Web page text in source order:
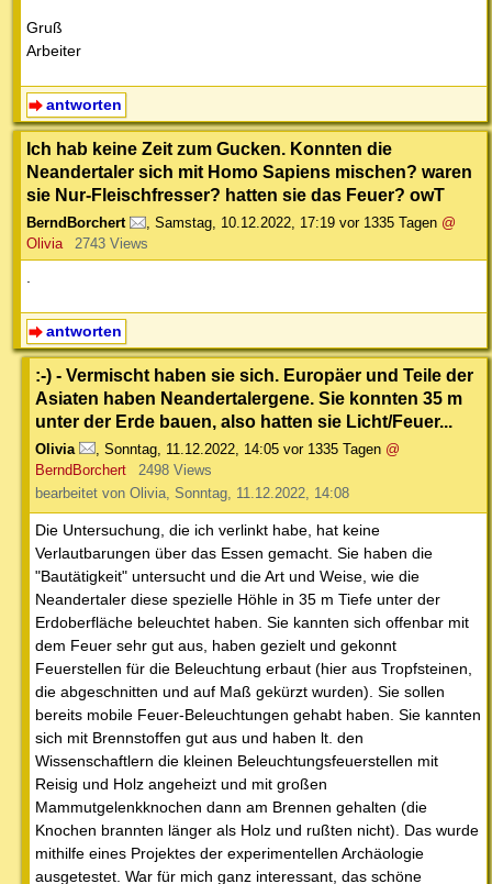
Gruß
Arbeiter
antworten
Ich hab keine Zeit zum Gucken. Konnten die
Neandertaler sich mit Homo Sapiens mischen? waren
sie Nur-Fleischfresser? hatten sie das Feuer? owT
BerndBorchert , Samstag, 10.12.2022, 17:19 vor 1335 Tagen @
Olivia
2743 Views
antworten
:-) - Vermischt haben sie sich. Europäer und Teile der
Asiaten haben Neandertalergene. Sie konnten 35 m
unter der Erde bauen, also hatten sie Licht/Feuer...
Olivia Sonntag, 11.12.2022, 14:05 vor 1335 Tagen @
BerndBorchert
2498 Views
bearbeitet von Olivia, Sonntag, 11.12.2022, 14:08
Die Untersuchung, die ich verlinkt habe, hat keine
Verlautbarungen über das Essen gemacht. Sie haben die
"Bautätigkeit" untersucht und die Art und Weise, wie die
Neandertaler diese spezielle Höhle in 35 m Tiefe unter der
Erdoberfläche beleuchtet haben. Sie kannten sich offenbar mit
dem Feuer sehr gut aus, haben gezielt und gekonnt
Feuerstellen für die Beleuchtung erbaut (hier aus Tropfsteinen,
die abgeschnitten und auf Maß gekürzt wurden). Sie sollen
bereits mobile Feuer-Beleuchtungen gehabt haben. Sie kannten
sich mit Brennstoffen gut aus und haben lt. den
Wissenschaftlern die kleinen Beleuchtungsfeuerstellen mit
Reisig und Holz angeheizt und mit großen
Mammutgelenkknochen dann am Brennen gehalten (die
Knochen brannten länger als Holz und rußten nicht). Das wurde
mithilfe eines Projektes der experimentellen Archäologie
ausgetestet. War für mich ganz interessant, das schöne